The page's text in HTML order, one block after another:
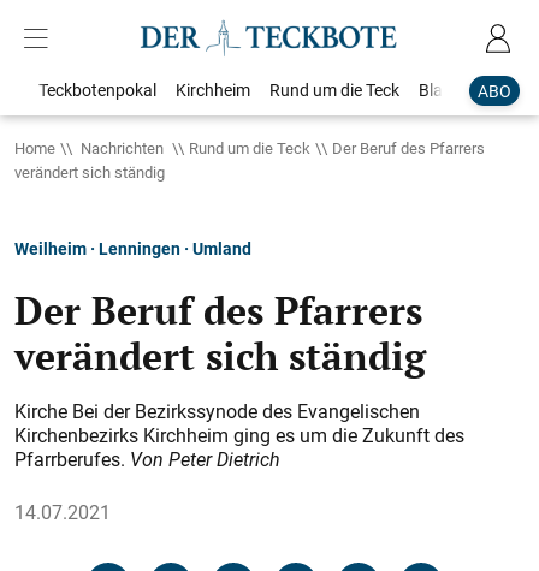
ABO
Teckbotenpokal Kirchheim Rund um die Teck Blaulicht
Home Nachrichten Rund um die Teck
Der Beruf des Pfarrers
verändert sich ständig
Weilheim · Lenningen · Umland
Der Beruf des Pfarrers
verändert sich ständig
Kirche Bei der Bezirkssynode des Evangelischen
Kirchenbezirks Kirchheim ging es um die Zukunft des
Pfarrberufes. Von Peter Dietrich
14.07.2021